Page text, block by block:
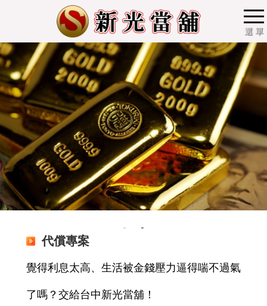
選 單
代償專案
覺得利息太高、生活被金錢壓力逼得喘不過氣
了嗎？交給台中新光當舖！